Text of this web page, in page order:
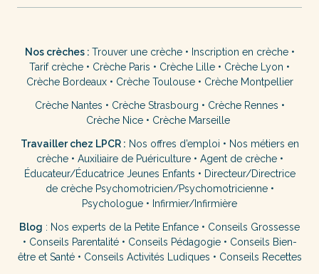
Nos crèches : Trouver une crèche• Inscription en crèche•
Tarif crèche • Crèche Paris • Crèche Lille • Crèche Lyon •
Crèche Bordeaux• Crèche Toulouse• Crèche Montpellier
Crèche Nantes • Crèche Strasbourg • Crèche Rennes •
Crèche Nice • Crèche Marseille
Travailler chez LPCR : Nos offres d’emploi • Nos métiers en
crèche• Auxiliaire de Puériculture• Agent de crèche•
Éducateur/Éducatrice Jeunes Enfants • Directeur/Directrice
de crèche Psychomotricien/Psychomotricienne•
Psychologue • Infirmier/Infirmière
Blog : Nos experts de la Petite Enfance • Conseils Grossesse
• Conseils Parentalité• Conseils Pédagogie• Conseils Bien-
être et Santé• Conseils Activités Ludiques • Conseils Recettes